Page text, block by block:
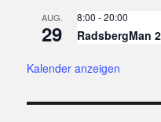
AUG.
29
8:00 -20:00
RadsbergMan
Kalender anzeigen